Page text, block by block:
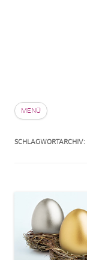
MENÜ
SCHLAGWORTARCHIV: